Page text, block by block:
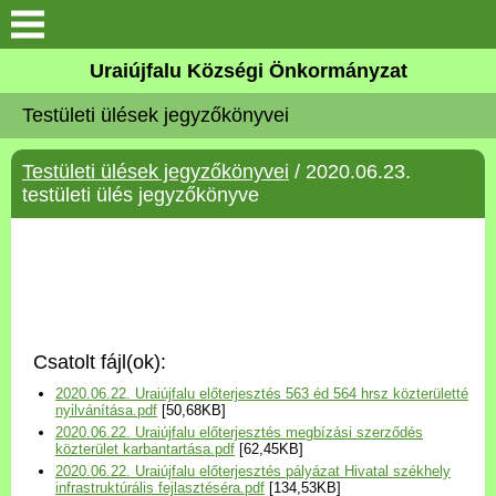
Köszöntő
Elérhetőségek
Uraiújfalu
Választási információk
Versenyképes Járások
Program
Uraiújfalu Községi Önkormányzat
Testületi ülések jegyzőkönyvei
Testületi ülések jegyzőkönyvei / 2020.06.23.
testületi ülés jegyzőkönyve
Csatolt fájl(ok):
2020.06.22. Uraiújfalu előterjesztés 563 éd 564 hrsz közterületté
nyilvánítása.pdf [50,68KB]
2020.06.22. Uraiújfalu előterjesztés megbízási szerződés
közterület karbantartása.pdf [62,45KB]
2020.06.22. Uraiújfalu előterjesztés pályázat Hivatal székhely
infrastruktúrális fejlasztéséra.pdf [134,53KB]